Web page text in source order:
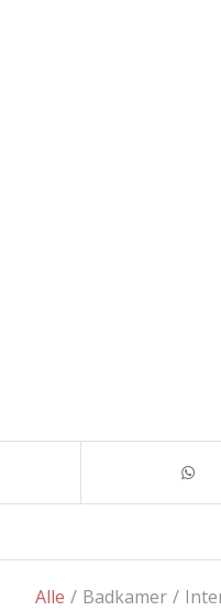
Alle / Badkamer /